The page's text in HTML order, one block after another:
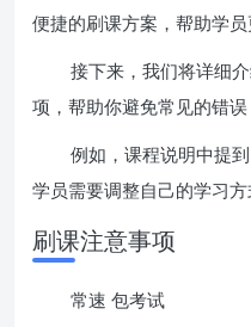
便捷的刷课方案，帮助学员
接下来，我们将详细
项，帮助你避免常见的错误
例如，课程说明中提到
学员需要调整自己的学习方
刷课注意事项
常速 包考试